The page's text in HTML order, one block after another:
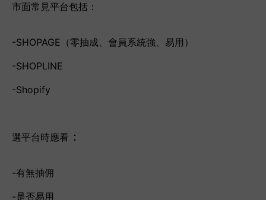
市面常見平台包括：
-SHOPAGE（零抽成、會員系統強、易用）
-SHOPLINE
-Shopify
選平台時應看 ：
-有無抽佣
-是否易用